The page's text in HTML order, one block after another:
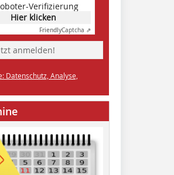
Verifizierung
Hier klicken
FriendlyCaptcha ⇗
anmelden!
Datenschutz, Analyse,